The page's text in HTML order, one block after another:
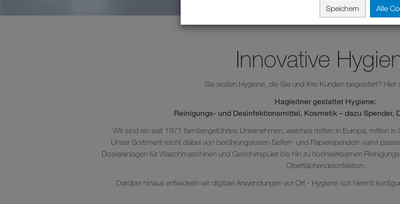
Innovative
Sie wollen Hygiene, die Sie und Ihre Kunden begeistert? Hier
Hagleitner gestaltet Hygiene:
Reinigungs- und Desinfektionsmittel, Kosmetik – dazu Spender,
Wir sind ein seit 1971 familiengeführtes Unternehmen, welches mitten in Europa, mitten
Unser Sortiment reicht dabei von berührungslosen Seifen- und Papierspendern samt
Dosieranlagen für Waschmaschinen und Geschirrspüler bis hin zu hochwirksamen
Oberflächendesinfektion.
Darüber hinaus entwickeln wir digitale Anwendungen vor Ort - Hygiene soll hiermit
Speichern Alle